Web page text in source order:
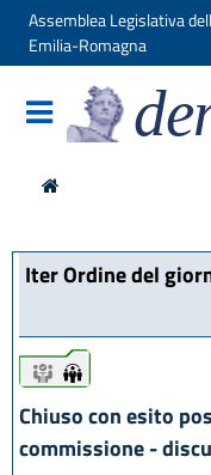
Assemblea Legislativa
Emilia-Romagna
Iter Ordine del
Chiuso con esito
commissione -